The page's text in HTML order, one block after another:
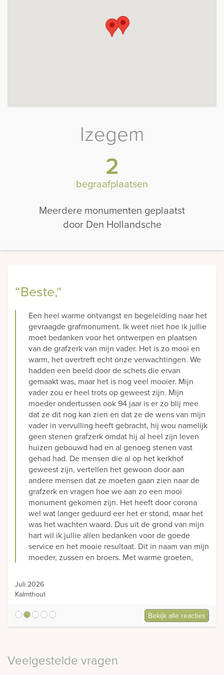
Izegem
2
begraafplaatsen
Meerdere monumenten geplaatst
door Den Hollandsche
Bekijk alle reacties
“Beste,“
Een heel warme ontvangst en begeleiding naar het
gevraagde grafmonument. Ik weet niet hoe ik jullie
moet bedanken voor het ontwerpen en plaatsen
van de grafzerk van mijn vader. Het is zo mooi en
warm, het overtreft echt onze verwachtingen. We
hadden een beeld door de schets die ervan
gemaakt was, maar het is nog veel mooier. Mijn
vader zou er heel trots op geweest zijn. Mijn
moeder ondertussen ook 94 jaar is er zo blij mee
dat ze dit nog kan zien en dat ze de wens van mijn
vader in vervulling heeft gebracht, hij wou namelijk
geen stenen grafzerk omdat hij al heel zijn leven
huizen gebouwd had en al genoeg stenen vast
gehad had. De mensen die al op het kerkhof
geweest zijn, vertellen het gewoon door aan
andere mensen dat ze moeten gaan zien naar de
grafzerk en vragen hoe we aan zo een mooi
monument gekomen zijn. Het heeft door corona
wel wat langer geduurd eer het er stond, maar het
was het wachten waard. Dus uit de grond van mijn
hart wil ik jullie allen bedanken voor de goede
service en het mooie resultaat. Dit in naam van mijn
moeder, zussen en broers. Met warme groeten,
Juli 2026
Kalmthout
Veelgestelde vragen